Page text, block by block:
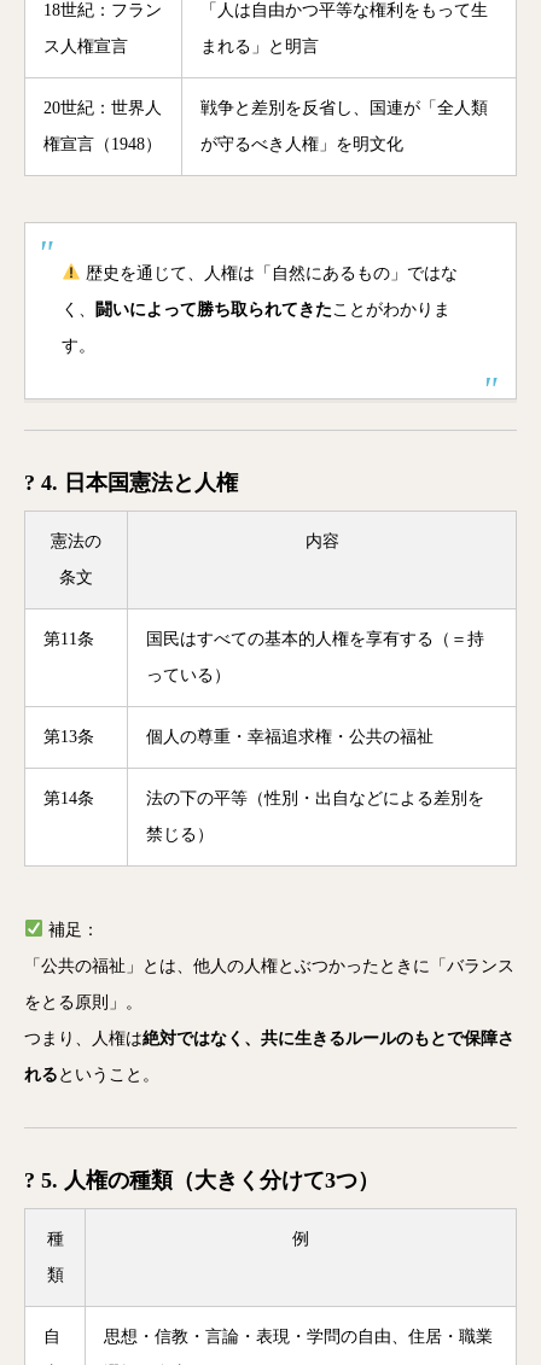
18世紀：フラン
ス人権宣言
「人は自由かつ平等な権利をもって生
まれる」と明言
20世紀：世界人
権宣言（1948）
戦争と差別を反省し、国連が「全人類
が守るべき人権」を明文化
歴史を通じて、人権は「自然にあるもの」ではな
く、
闘いによって勝ち取られてきたことがわかりま
す。
? 4. 日本国憲法と人権
憲法の
条文
内容
第11条
国民はすべての基本的人権を享有する（＝持
っている）
第13条 個人の尊重・幸福追求権・公共の福祉
第14条
法の下の平等（性別・出自などによる差別を
禁じる）
補足：
「公共の福祉」とは、他人の人権とぶつかったときに「バランス
をとる原則」。
つまり、人権は絶対ではなく、共に生きるルールのもとで保障さ
れる ということ。
? 5. 人権の種類（大きく分けて3つ）
種
類
例
自
思想・信教・言論・表現・学問の自由、住居・職業